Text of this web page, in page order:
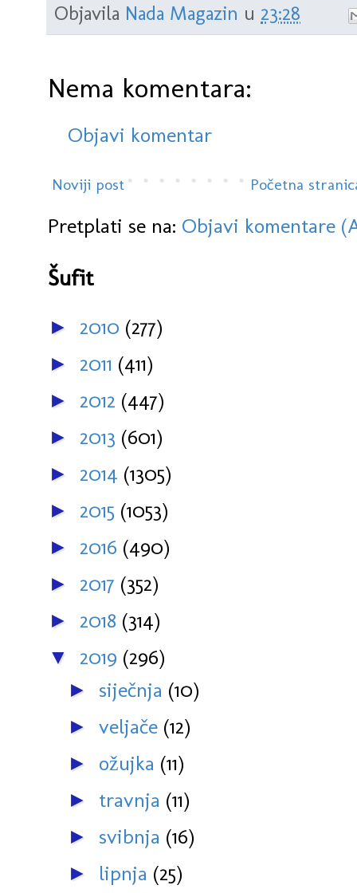
Objavila Nada Magazin u 23:28
Nema komentara:
Objavi komentar
Noviji post Početna
Pretplati se na: Objavi komentare
Šufit
► 2010 (277)
► 2011 (411)
► 2012 (447)
► 2013 (601)
► 2014 (1305)
► 2015 (1053)
► 2016 (490)
► 2017 (352)
► 2018 (314)
▼ 2019 (296)
► siječnja (10)
► veljače (12)
► ožujka (11)
► travnja (11)
► svibnja (16)
► lipnja (25)